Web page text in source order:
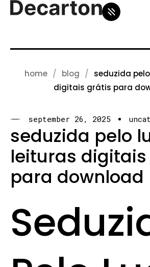
home blog
seduzida
digitais grátis para
september 26, 2025
seduzida pelo
leituras
para download